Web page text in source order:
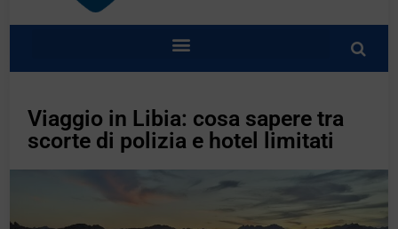
Viaggio in Libia: cosa sapere tra
scorte di polizia e hotel limitati